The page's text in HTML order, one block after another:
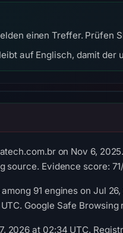
einen Treffer. Prüfen
auf Englisch, damit
on Nov 6,
Evidence score:
91 engines on Jul
Google Safe
2026 at 02:34 UTC.